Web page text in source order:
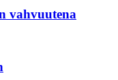
vahvuutena